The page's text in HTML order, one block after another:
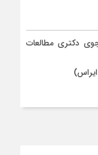
دکتری مطالعات